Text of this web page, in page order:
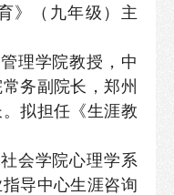
》（九年级）主
理学院教授，中
务副院长，郑州
拟担任《生涯教
会学院心理学系
导中心生涯咨询